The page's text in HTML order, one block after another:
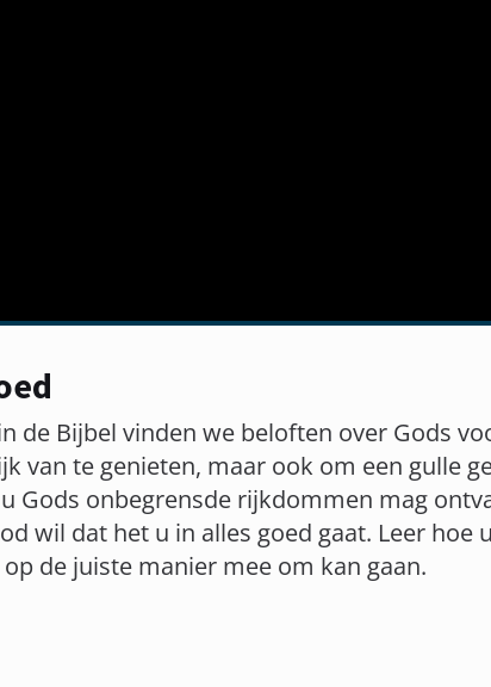
de Bijbel vinden we beloften over Gods
van te genieten, maar ook om een gulle
Gods onbegrensde rijkdommen mag
wil dat het u in alles goed gaat. Leer hoe
de juiste manier mee om kan gaan.